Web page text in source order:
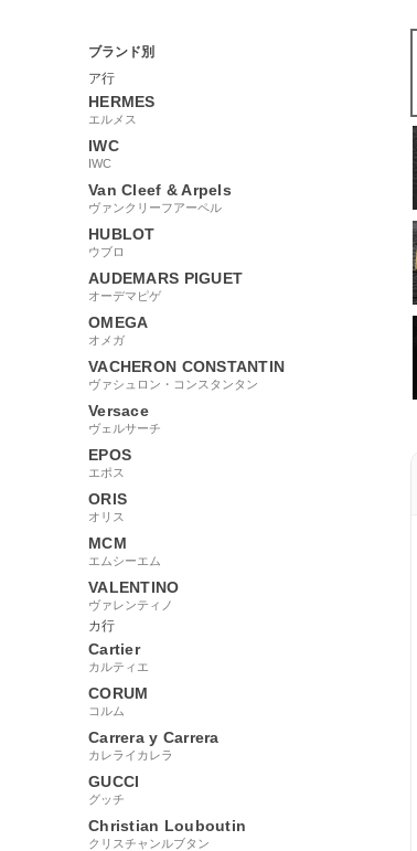
ブランド別
ア行
HERMES
エルメス
IWC
IWC
Van Cleef & Arpels
ヴァンクリーフアーペル
HUBLOT
ウブロ
AUDEMARS PIGUET
オーデマピゲ
OMEGA
オメガ
VACHERON CONSTANTIN
ヴァシュロン・コンスタンタン
Versace
ヴェルサーチ
EPOS
エポス
ORIS
オリス
MCM
エムシーエム
VALENTINO
ヴァレンティノ
カ行
Cartier
カルティエ
CORUM
コルム
Carrera y Carrera
カレライカレラ
GUCCI
グッチ
Christian Louboutin
クリスチャンルブタン